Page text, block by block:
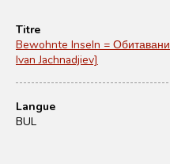
Titre
Bewohnte Inseln =
Ivan Jachnadjiev]
Langue
BUL